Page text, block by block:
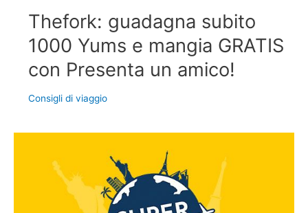
Thefork: guadagna subito
1000 Yums e mangia GRATIS
con Presenta un amico!
Consigli di viaggio